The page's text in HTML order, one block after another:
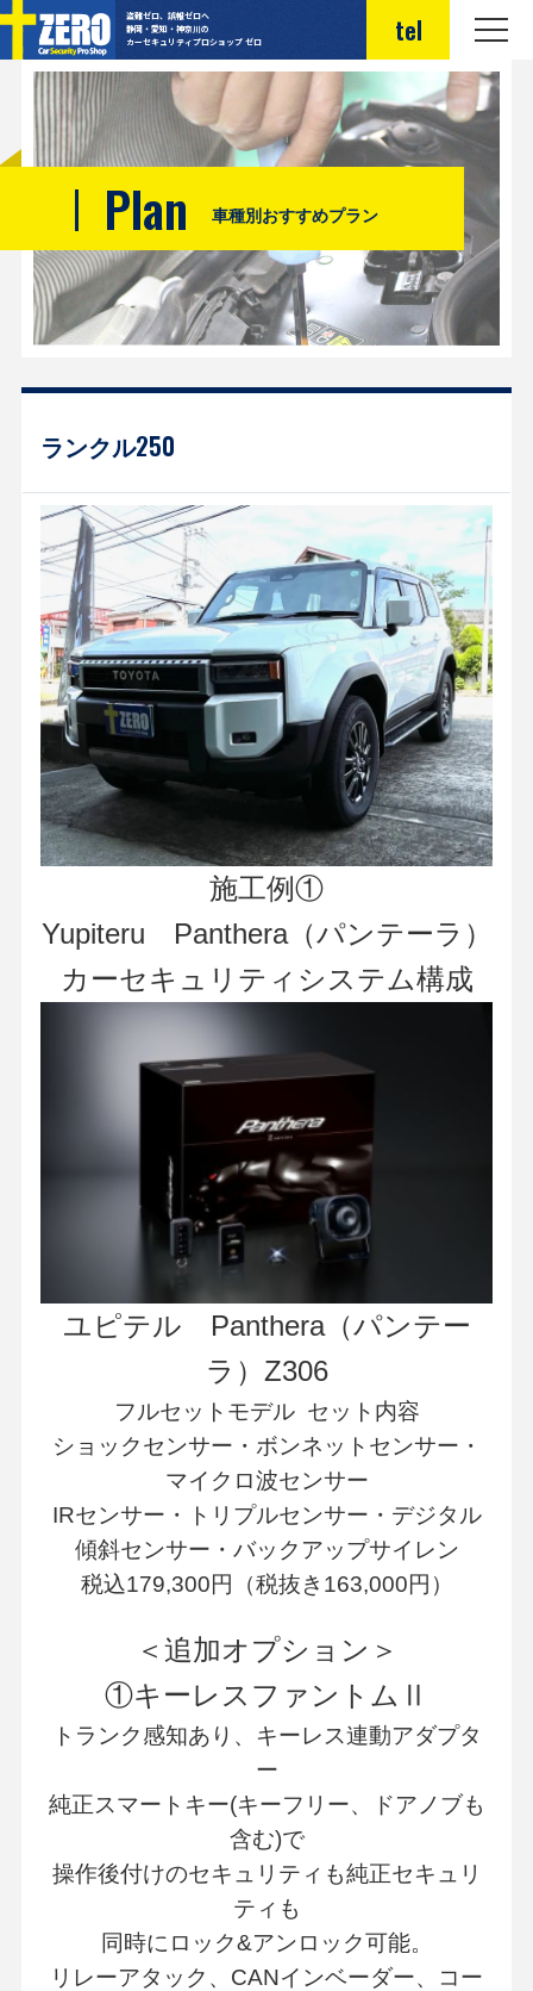
盗難ゼロ、誤報ゼロへ
静岡・愛知・神奈川の
カーセキュリティプロショップ ゼロ
tel
Plan 車種別おすすめプラン
ランクル250
施工例①
Yupiteru Panthera（パンテーラ）
カーセキュリティシステム構成
ユピテル Panthera（パンテー
ラ）Z306
フルセットモデル セット内容
ショックセンサー・ボンネットセンサー・
マイクロ波センサー
IRセンサー・トリプルセンサー・デジタル
傾斜センサー・バックアップサイレン
税込179,300円（税抜き163,000円）
＜追加オプション＞
①キーレスファントムⅡ
トランク感知あり、キーレス連動アダプタ
ー
純正スマートキー(キーフリー、ドアノブも
含む)で
操作後付けのセキュリティも純正セキュリ
ティも
同時にロック&アンロック可能。
リレーアタック、CANインベーダー、コー